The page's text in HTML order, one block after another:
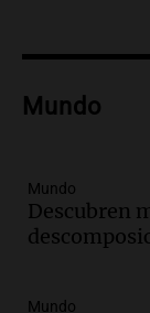
Panorama
Audio.
Episodios
Audio.
Mundo
Mundo
Descubren
Mundo